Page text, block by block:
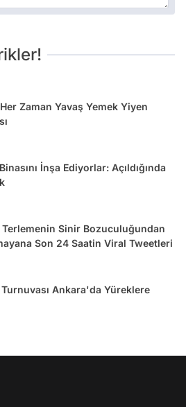
Zaman Yavaş Yemek Yiyen
İnşa Ediyorlar: Açıldığında
Terlemenin Sinir Bozuculuğundan
Son 24 Saatin Viral Tweetleri
Ankara'da Yüreklere